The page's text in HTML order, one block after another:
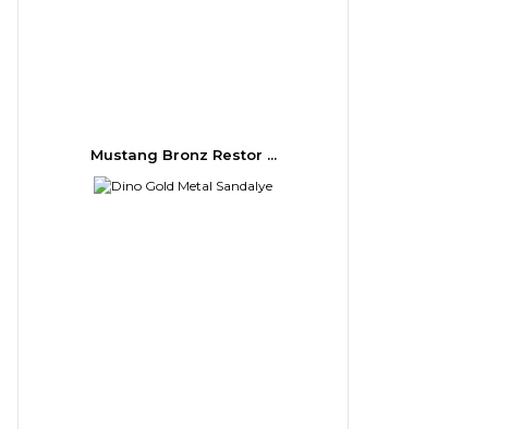
Mustang Bronz Restor ...